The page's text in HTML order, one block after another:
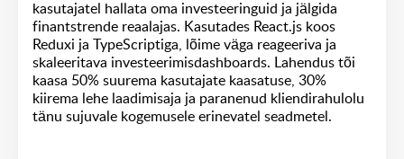
kasutajatel hallata oma investeeringuid ja jälgida
finantstrende reaalajas. Kasutades React.js koos
Reduxi ja TypeScriptiga, lõime väga reageeriva ja
skaleeritava investeerimisdashboards. Lahendus tõi
kaasa 50% suurema kasutajate kaasatuse, 30%
kiirema lehe laadimisaja ja paranenud kliendirahulolu
tänu sujuvale kogemusele erinevatel seadmetel.